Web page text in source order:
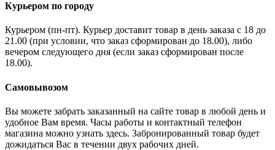
Курьером по городу
Курьером (пн-пт). Курьер доставит товар в день заказа с 18 до
21.00 (при условии, что заказ сформирован до 18.00), либо
вечером следующего дня (если заказ сформирован после
18.00).
Самовывозом
Вы можете забрать заказанный на сайте товар в любой день и
удобное Вам время. Часы работы и контактный телефон
магазина можно узнать здесь. Забронированный товар будет
дожидаться Вас в течении двух рабочих дней.